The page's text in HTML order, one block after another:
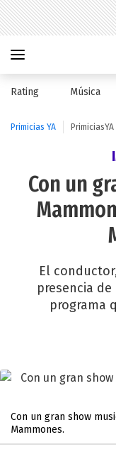
Rating Música
Primicias YA PrimiciasYA
Con un
El
presencia
programa
Con un gran show
Mammones.